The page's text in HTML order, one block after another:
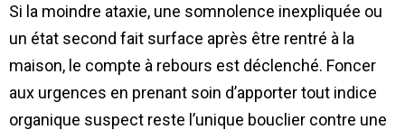
Si la moindre ataxie, une somnolence inexpliquée ou
un état second fait surface après être rentré à la
maison, le compte à rebours est déclenché. Foncer
aux urgences en prenant soin d’apporter tout indice
organique suspect reste l’unique bouclier contre une